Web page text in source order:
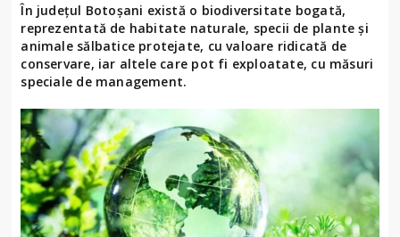
În județul Botoșani există o biodiversitate bogată,
reprezentată de habitate naturale, specii de plante și
animale sălbatice protejate, cu valoare ridicată de
conservare, iar altele care pot fi exploatate, cu măsuri
speciale de management.